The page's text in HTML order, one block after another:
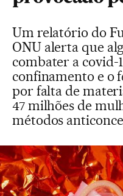
Um relatório do
ONU alerta que
combater a covid-
confinamento e o
por falta de
47 milhões de
métodos